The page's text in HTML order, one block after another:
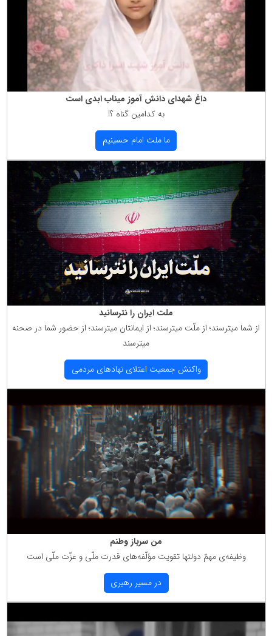
داغ شهدای دانش آموز میناب ابدی است
به كدامین گناه ؟!
ما ملت امام حسینیم
ملت ایران را نترسانید
از شما میترسند؛ از ملّت میترسند؛ از ایمانتان میترسند؛ از حضور شما در صحنه
میترسند
واكنش جمعیت اعتلای نهادهای مردمی
من سرباز وطنم
وظیفه‌ی مهمّ دولتها تقویت مؤلّفه‌های قدرت ملّی و عزّت ملّی است
در مسیر رهبری